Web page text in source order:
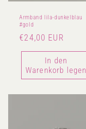
Armband lila-dunkelblau
#gold
Normaler
Preis
€24,00 EUR
In den
Warenkorb legen